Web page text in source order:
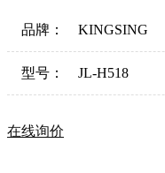
品牌： KINGSING
型号： JL-H518
在线询价